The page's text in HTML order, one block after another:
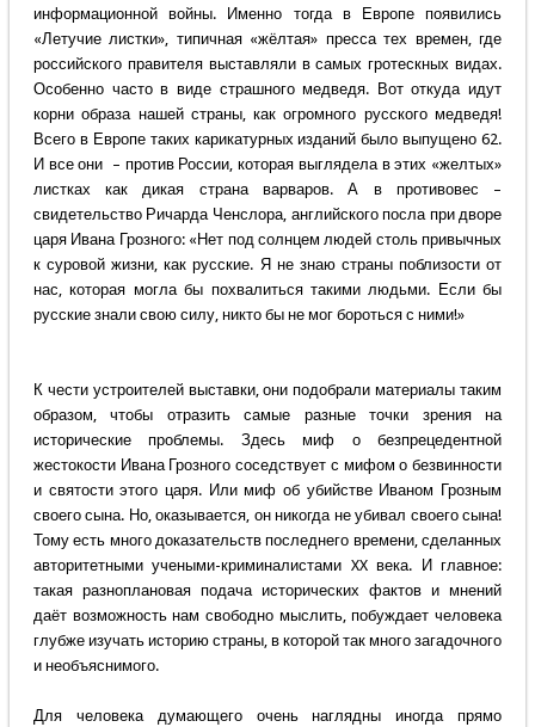
информационной войны. Именно тогда в Европе появились
«Летучие листки», типичная «жёлтая» пресса тех времен, где
российского правителя выставляли в самых гротескных видах.
Особенно часто в виде страшного медведя. Вот откуда идут
корни образа нашей страны, как огромного русского медведя!
Всего в Европе таких карикатурных изданий было выпущено 62.
И все они – против России, которая выглядела в этих «желтых»
листках как дикая страна варваров. А в противовес –
свидетельство Ричарда Ченслора, английского посла при дворе
царя Ивана Грозного: «Нет под солнцем людей столь привычных
к суровой жизни, как русские. Я не знаю страны поблизости от
нас, которая могла бы похвалиться такими людьми. Если бы
русские знали свою силу, никто бы не мог бороться с ними!»
К чести устроителей выставки, они подобрали материалы таким
образом, чтобы отразить самые разные точки зрения на
исторические проблемы. Здесь миф о безпрецедентной
жестокости Ивана Грозного соседствует с мифом о безвинности
и святости этого царя. Или миф об убийстве Иваном Грозным
своего сына. Но, оказывается, он никогда не убивал своего сына!
Тому есть много доказательств последнего времени, сделанных
авторитетными учеными-криминалистами XX века. И главное:
такая разноплановая подача исторических фактов и мнений
даёт возможность нам свободно мыслить, побуждает человека
глубже изучать историю страны, в которой так много загадочного
и необъяснимого.
Для человека думающего очень наглядны иногда прямо